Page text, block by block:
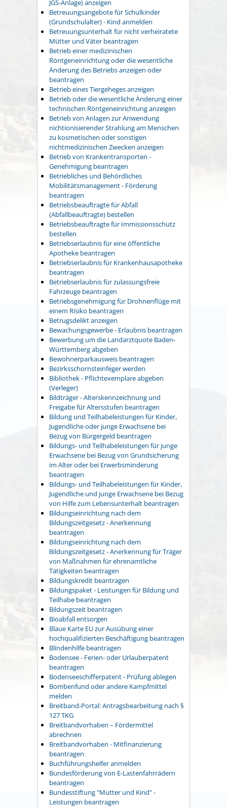
JGS-Anlage) anzeigen
Betreuungsangebote für Schulkinder
(Grundschulalter) - Kind anmelden
Betreuungsunterhalt für nicht verheiratete
Mütter und Väter beantragen
Betrieb einer medizinischen
Röntgeneinrichtung oder die wesentliche
Änderung des Betriebs anzeigen oder
beantragen
Betrieb eines Tiergeheges anzeigen
Betrieb oder die wesentliche Änderung einer
technischen Röntgeneinrichtung anzeigen
Betrieb von Anlagen zur Anwendung
nichtionisierender Strahlung am Menschen
zu kosmetischen oder sonstigen
nichtmedizinischen Zwecken anzeigen
Betrieb von Krankentransporten -
Genehmigung beantragen
Betriebliches und Behördliches
Mobilitätsmanagement - Förderung
beantragen
Betriebsbeauftragte für Abfall
(Abfallbeauftragte) bestellen
Betriebsbeauftragte für Immissionsschutz
bestellen
Betriebserlaubnis für eine öffentliche
Apotheke beantragen
Betriebserlaubnis für Krankenhausapotheke
beantragen
Betriebserlaubnis für zulassungsfreie
Fahrzeuge beantragen
Betriebsgenehmigung für Drohnenflüge mit
einem Risiko beantragen
Betrugsdelikt anzeigen
Bewachungsgewerbe - Erlaubnis beantragen
Bewerbung um die Landarztquote Baden-
Württemberg abgeben
Bewohnerparkausweis beantragen
Bezirksschornsteinfeger werden
Bibliothek - Pflichtexemplare abgeben
(Verleger)
Bildträger - Alterskennzeichnung und
Freigabe für Altersstufen beantragen
Bildung und Teilhabeleistungen für Kinder,
Jugendliche oder junge Erwachsene bei
Bezug von Bürgergeld beantragen
Bildungs- und Teilhabeleistungen für junge
Erwachsene bei Bezug von Grundsicherung
im Alter oder bei Erwerbsminderung
beantragen
Bildungs- und Teilhabeleistungen für Kinder,
Jugendliche und junge Erwachsene bei Bezug
von Hilfe zum Lebensunterhalt beantragen
Bildungseinrichtung nach dem
Bildungszeitgesetz - Anerkennung
beantragen
Bildungseinrichtung nach dem
Bildungszeitgesetz - Anerkennung für Träger
von Maßnahmen für ehrenamtliche
Tätigkeiten beantragen
Bildungskredit beantragen
Bildungspaket - Leistungen für Bildung und
Teilhabe beantragen
Bildungszeit beantragen
Bioabfall entsorgen
Blaue Karte EU zur Ausübung einer
hochqualifizierten Beschäftigung beantragen
Blindenhilfe beantragen
Bodensee - Ferien- oder Urlauberpatent
beantragen
Bodenseeschifferpatent - Prüfung ablegen
Bombenfund oder andere Kampfmittel
melden
Breitband-Portal: Antragsbearbeitung nach §
127 TKG
Breitbandvorhaben – Fördermittel
abrechnen
Breitbandvorhaben - Mitfinanzierung
beantragen
Buchführungshelfer anmelden
Bundesförderung von E-Lastenfahrrädern
beantragen
Bundesstiftung "Mutter und Kind" -
Leistungen beantragen